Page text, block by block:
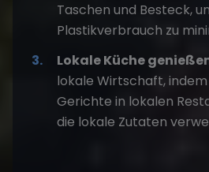
Taschen und Besteck,
Plastikverbrauch zu
Lokale Küche
lokale Wirtschaft,
Gerichte in lokalen
die lokale Zutaten